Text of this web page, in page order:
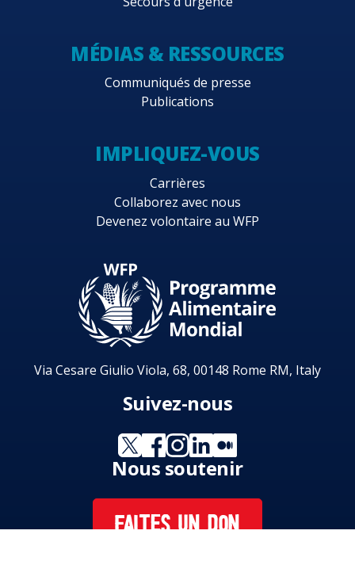
MÉDIAS & RESSOURCES
Communiqués de presse
Publications
IMPLIQUEZ-VOUS
Carrières
Collaborez avec nous
Devenez volontaire au WFP
Via Cesare Giulio Viola, 68, 00148 Rome RM, Italy
Suivez-nous
Nous soutenir
FAITES UN DON